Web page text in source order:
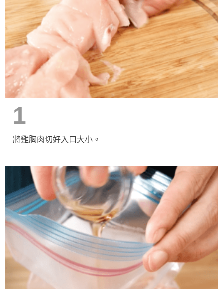
1
將雞胸肉切好入口大小。